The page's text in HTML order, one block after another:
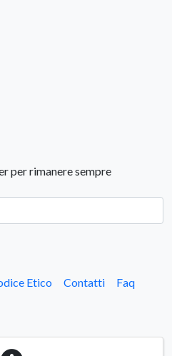
per rimanere sempre
Etico Contatti Faq